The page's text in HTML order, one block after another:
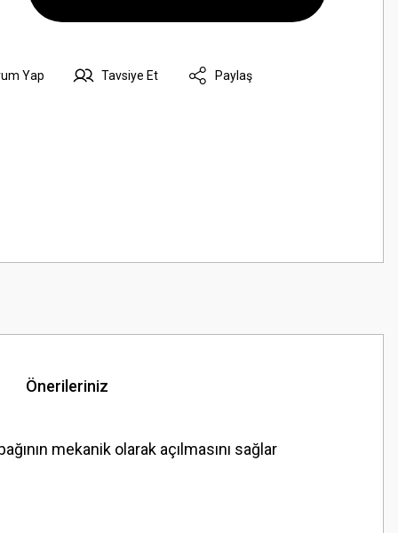
Yap Tavsiye Et Paylaş
Önerileriniz
mekanik olarak açılmasını sağlar